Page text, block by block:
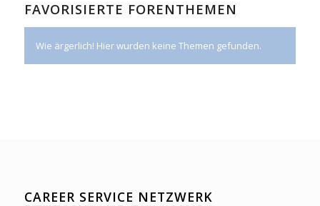
FAVORISIERTE FORENTHEMEN
Wie ärgerlich! Hier wurden keine Themen gefunden.
CAREER SERVICE NETZWERK